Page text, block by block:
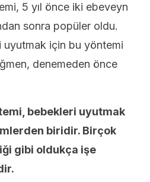
5 yıl önce iki ebeveyn
sonra popüler oldu.
için bu yöntemi
denemeden önce
bebekleri uyutmak
biridir. Birçok
gibi oldukça işe